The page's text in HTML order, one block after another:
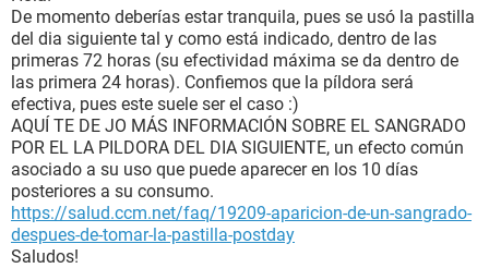
De momento deberías estar tranquila, pues se usó la pastilla
del dia siguiente tal y como está indicado, dentro de las
primeras 72 horas (su efectividad máxima se da dentro de
las primera 24 horas). Confiemos que la píldora será
efectiva, pues este suele ser el caso :)
AQUÍ TE DE JO MÁS INFORMACIÓN SOBRE EL SANGRADO
POR EL LA PILDORA DEL DIA SIGUIENTE, un efecto común
asociado a su uso que puede aparecer en los 10 días
posteriores a su consumo.
https://salud.ccm.net/faq/19209-aparicion-de-un-sangrado-
despues-de-tomar-la-pastilla-postday
Saludos!